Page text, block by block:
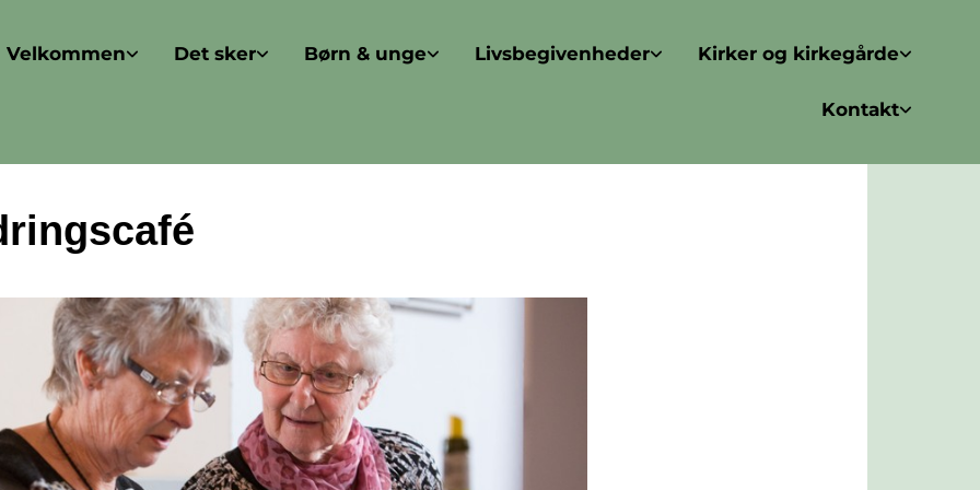
Velkommen Det sker Børn & unge Livsbegivenheder Kirker og kirkegårde
Kontakt